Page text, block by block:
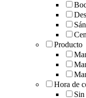
Producto
Hora de